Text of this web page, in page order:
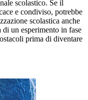
scolastico. Se il
e condiviso, potrebbe
scolastica anche
un esperimento in fase
prima di diventare